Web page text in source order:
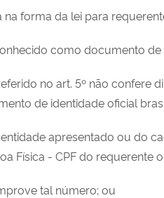
forma da lei para
como documento
no art. 5º não
de identidade oficial
apresentado ou do
Física - CPF do requerente
tal número; ou